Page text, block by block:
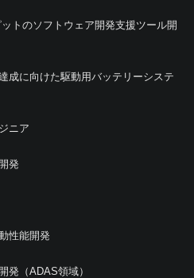
トのソフトウェア開発支援ツール開
成に向けた駆動用バッテリーシステ
ニア
発
性能開発
発（ADAS領域）